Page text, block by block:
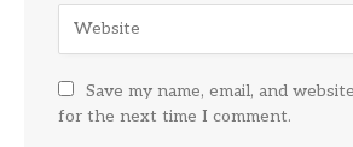
Save my name, email, and
for the next time I comment.